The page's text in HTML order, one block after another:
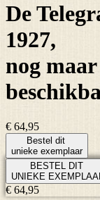
De
1927,
nog maar
€ 64,95
Bestel dit
unieke exemplaar
BESTEL DIT
UNIEKE
€ 64,95